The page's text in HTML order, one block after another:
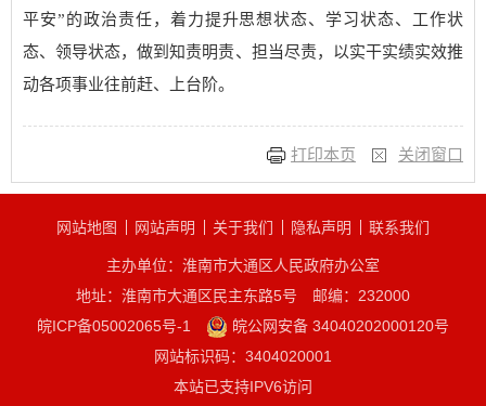
平安”的政治责任，着力提升思想状态、学习状态、工作状
态、领导状态，做到知责明责、担当尽责，以实干实绩实效推
动各项事业往前赶、上台阶。
打印本页 关闭窗口
网站地图 网站声明 关于我们 隐私声明 联系我们
主办单位：淮南市大通区人民政府办公室
地址：淮南市大通区民主东路5号
邮编：232000
皖ICP备05002065号-1
皖公网安备 34040202000120号
网站标识码：3404020001
本站已支持IPV6访问